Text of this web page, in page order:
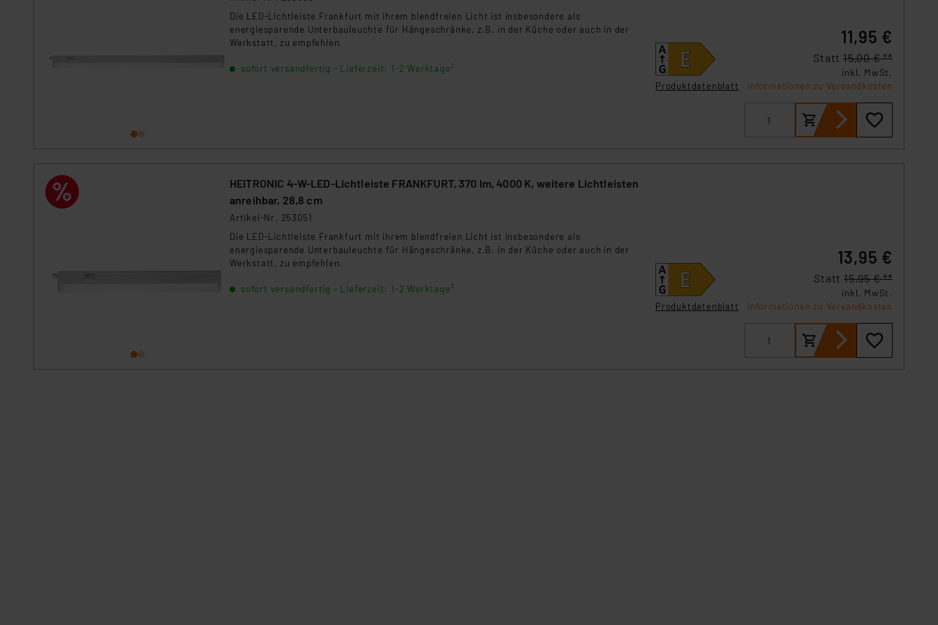
Die LED-Lichtleiste Frankfurt mit ihrem blendfreien Licht ist insbesondere als
energiesparende Unterbauleuchte für Hängeschränke, z.B. in der Küche oder auch in der
Werkstatt, zu empfehlen.
sofort versandfertig - Lieferzeit: 1-2 Werktage²
Produktdatenblatt
11,95 €
Statt 15,00 € **
inkl. MwSt.
Informationen zu Versandkosten
HEITRONIC 4-W-LED-Lichtleiste FRANKFURT, 370 lm, 4000 K, weitere Lichtleisten
anreihbar, 28,8 cm
Artikel-Nr. 253051
Die LED-Lichtleiste Frankfurt mit ihrem blendfreien Licht ist insbesondere als
energiesparende Unterbauleuchte für Hängeschränke, z.B. in der Küche oder auch in der
Werkstatt, zu empfehlen.
sofort versandfertig - Lieferzeit: 1-2 Werktage²
Produktdatenblatt
13,95 €
Statt 15,95 € **
inkl. MwSt.
Informationen zu Versandkosten